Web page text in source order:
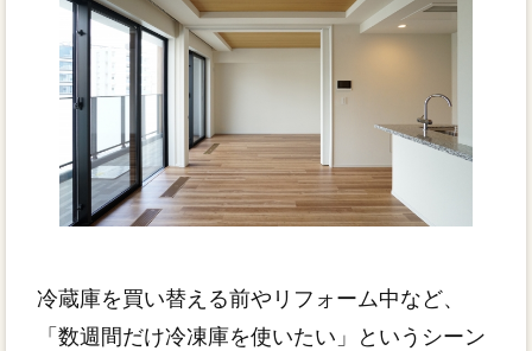
冷蔵庫を買い替える前やリフォーム中など、
「数週間だけ冷凍庫を使いたい」というシーン